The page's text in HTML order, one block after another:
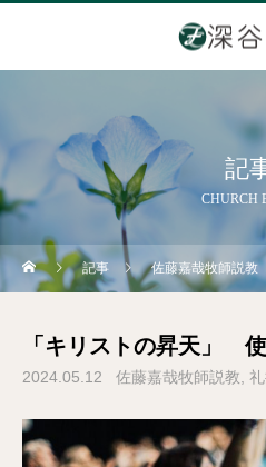
記
CHURCH
記事 佐藤嘉哉牧師説教
「キリストの昇天」
2024.05.12 佐藤嘉哉牧師説教